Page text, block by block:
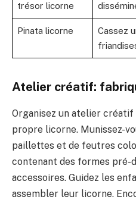
trésor licorne
Pinata licorne
Cassez
Atelier créatif:
Organisez un atelier créatif
propre licorne. Munissez-
paillettes et de feutres
contenant des formes pré-
accessoires. Guidez les
assembler leur licorne.